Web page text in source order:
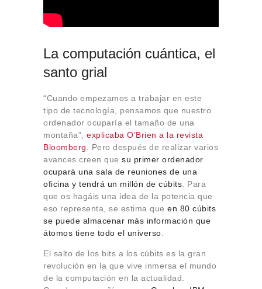
La computación cuántica, el
santo grial
“Cuando empezamos a trabajar en este
tipo de tecnología, pensamos que nuestro
ordenador ocuparía el tamaño de una
montaña”, explicaba O’Brien a la revista
Bloomberg . Pero después de realizar varios
avances creen que su primer ordenador
ocupará una sala de reuniones de una
oficina y tendrá un millón de cúbits . Para
que os hagáis una idea de la potencia que
eso representa, se estima que en 80 cúbits
se puede almacenar más información que
átomos tiene todo el universo
El salto de los bits a los cúbits es la gran
revolución en la que vive inmersa el mundo
de la computación en la actualidad.